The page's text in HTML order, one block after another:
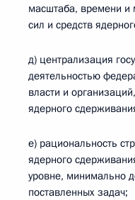
масштаба, времени и
сил и средств
д) централизация
деятельностью
власти и
ядерного
е) рациональность
ядерного
уровне, минимально
поставленных задач;